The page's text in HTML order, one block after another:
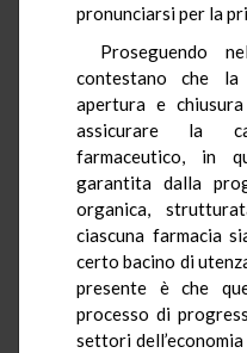
pronunciarsi per la
Proseguendo
contestano che
apertura e
assicurare la
farmaceutico, in
garantita dalla
organica,
ciascuna farmacia
certo bacino di
presente è che
processo di
settori